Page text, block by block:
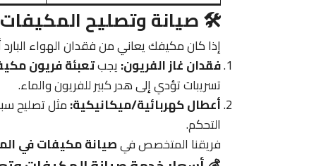
🛠️ صيانة وتصليح المكيفات:
إذا كان مكيفك يعاني من فقدان الهواء
فقدان غاز الفريون:يجبتعبئة فريون
تسريبات تؤدي إلى هدر كبير للفريون والماء.
أعطال كهربائية/ميكانيكية:مثل تصليح
التحكم.
فريقنا المتخصص فيصيانة مكيفات في